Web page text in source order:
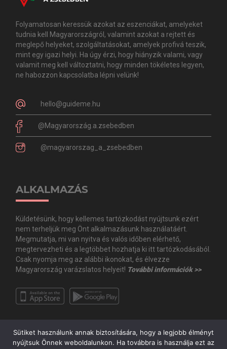
Folyamatosan keressük azokat az eszenciákat, amelyeket
tudnia kell Magyarországról, valamint azokat a rejtett és
meglepő helyeket, szolgáltatásokat, amelyek profivá teszik,
mint egy igazi helyi. Ha úgy érzi, hogy hiányzik valami, vagy
valamit meg kell változtatni, hogy minden tökéletes legyen,
ne habozzon kapcsolatba lépni velünk!
hello@guideme.hu
@Magyarország.a.zsebedben
@magyarorszag_a_zsebedben
ALKALMAZÁS
Küldetésünk, hogy kellemes tartózkodást nyújtsunk ezért
nem terheljük meg Önt alkalmazásunk használatáért.
Megmutatja, mi van nyitva és valós időben elérhető,
megtervezheti és a legtöbbet hozhatja ki itt tartózkodásából.
Csak nyomja meg az alábbi ikonokat, és élvezze
Magyarország varázslatos helyeit! További információk >>
Sütiket használunk annak biztosítására, hogy a legjobb élményt
nyújtsuk Önnek weboldalunkon. Ha továbbra is használja ezt az